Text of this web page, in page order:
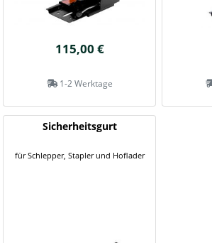
115,00 €
1-2 Werktage
Sicherheitsgurt
für Schlepper, Stapler und Hoflader